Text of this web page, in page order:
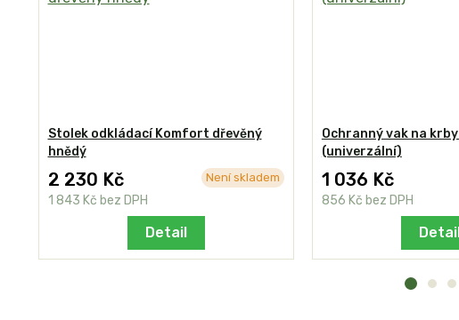
Stolek odkládací Komfort dřevěný
hnědý
2 230 Kč
1 843 Kč bez DPH
Není skladem
Detail
Ochranný vak na
(univerzální)
1 036 Kč
856 Kč bez DPH